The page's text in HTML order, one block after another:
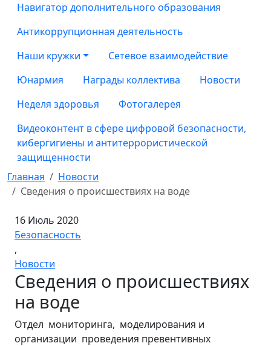
Навигатор дополнительного образования
Антикоррупционная деятельность
Наши кружки
Сетевое взаимодействие
Юнармия
Награды коллектива
Новости
Неделя здоровья
Фотогалерея
Видеоконтент в сфере цифровой безопасности,
кибергигиены и антитеррористической
защищенности
Главная
Новости
Сведения о происшествиях на воде
16 Июль 2020
Безопасность
,
Новости
Сведения о происшествиях
на воде
Отдел мониторинга, моделирования и
организации проведения превентивных